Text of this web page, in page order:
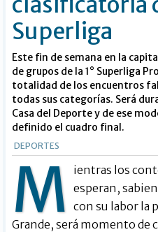
Superliga
Este fin de semana en la
de grupos de la 1° Superliga
totalidad de los encuentros
todas sus categorías. Será
Casa del Deporte y de ese
definido el cuadro final.
DEPORTES
M ientras los
esperan,
con su labor la
Grande, será momento de